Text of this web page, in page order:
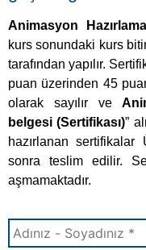
Animasyon
kurs sonundaki kurs
tarafından yapılır.
puan üzerinden 45
olarak sayılır ve
belgesi (Sertifikası)”
hazırlanan sertifikalar
sonra teslim edilir.
aşmamaktadır.